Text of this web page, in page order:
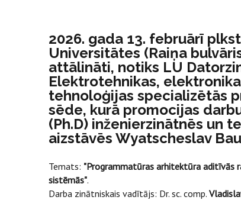
2026. gada 13. februārī
Universitātes (Raiņa
attālināti, notiks LU
Elektrotehnikas,
tehnoloģijas specializētās
sēde, kurā promocijas
(Ph.D) inženierzinātnēs un
aizstāvēs Wyatscheslav
Temats: "Programmatūras arhitektūra aditīvās
sistēmās".
Darba zinātniskais vadītājs: Dr. sc. comp.